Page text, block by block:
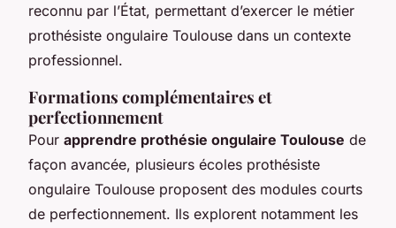
reconnu par l’État, permettant d’exercer le métier
prothésiste ongulaire Toulouse dans un contexte
professionnel.
Formations complémentaires et
perfectionnement
Pour apprendre prothésie ongulaire Toulouse de
façon avancée, plusieurs écoles prothésiste
ongulaire Toulouse proposent des modules courts
de perfectionnement. Ils explorent notamment les